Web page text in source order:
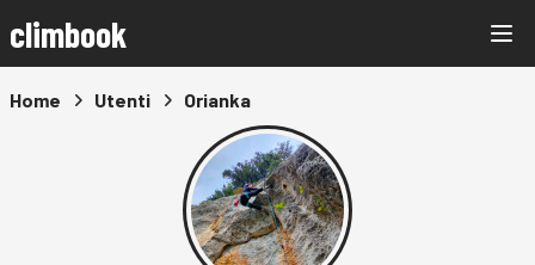
climbook
Home Utenti Orianka